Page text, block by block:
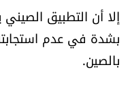
إلا أن التطبيق
بشدة في عدم
بالصين.